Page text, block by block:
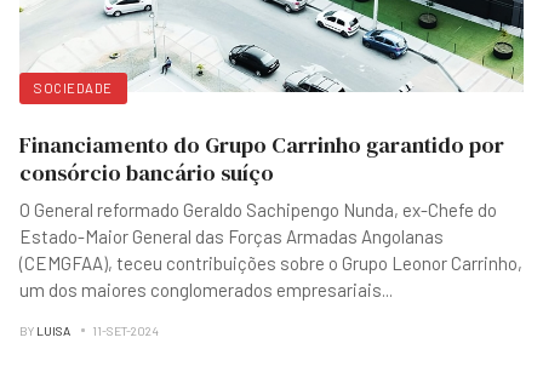
SOCIEDADE
Financiamento do Grupo Carrinho garantido por
consórcio bancário suíço
O General reformado Geraldo Sachipengo Nunda, ex-Chefe do
Estado-Maior General das Forças Armadas Angolanas
(CEMGFAA), teceu contribuições sobre o Grupo Leonor Carrinho,
um dos maiores conglomerados empresariais
BY LUISA 11-SET-2024